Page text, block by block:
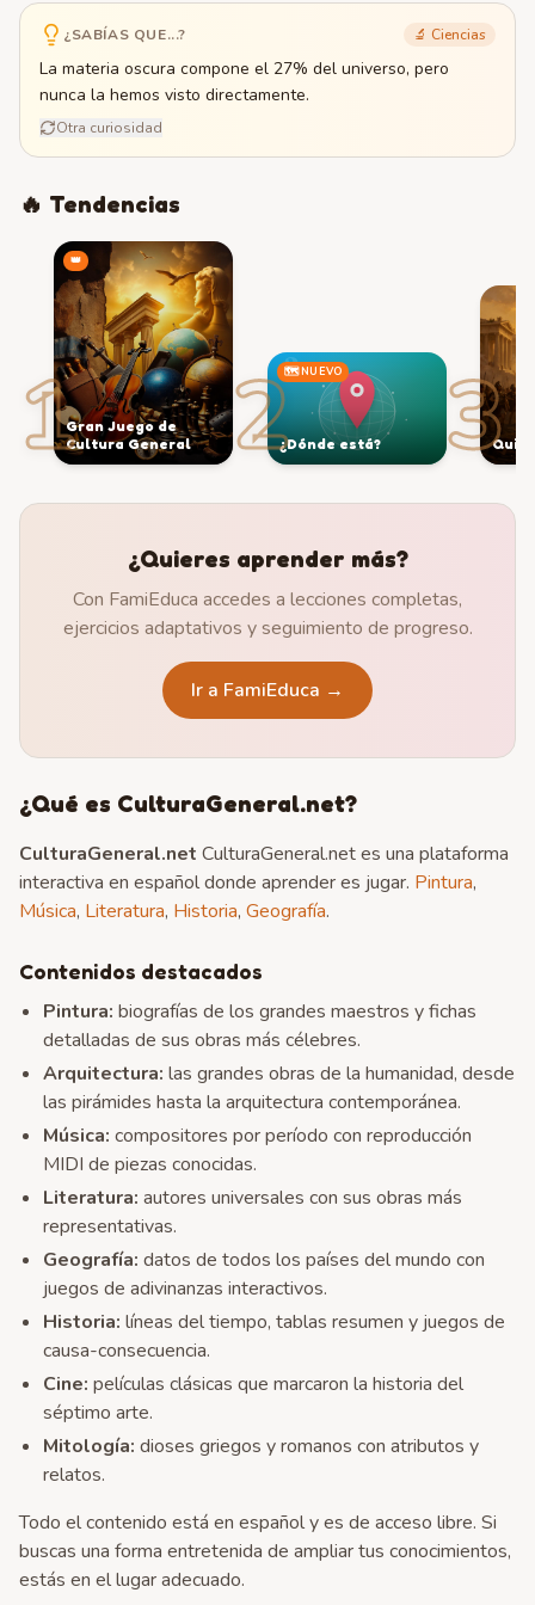
¿SABÍAS QUE...? 🔬 Ciencias
La materia oscura compone el 27% del universo, pero
nunca la hemos visto directamente.
Otra curiosidad
🔥 Tendencias
1
👑
Gran Juego de
Cultura General
2🗺️ NUEVO
¿Dónde está? 3Quiz
¿Quieres aprender más?
Con FamiEduca accedes a lecciones completas,
ejercicios adaptativos y seguimiento de progreso.
Ir a FamiEduca →
¿Qué es CulturaGeneral.net?
CulturaGeneral.net CulturaGeneral.net es una plataforma
interactiva en español donde aprender es jugar. Pintura,
Música, Literatura, Historia, Geografía.
Contenidos destacados
Pintura: biografías de los grandes maestros y fichas
detalladas de sus obras más célebres.
Arquitectura: las grandes obras de la humanidad, desde
las pirámides hasta la arquitectura contemporánea.
Música: compositores por período con reproducción
MIDI de piezas conocidas.
Literatura: autores universales con sus obras más
representativas.
Geografía: datos de todos los países del mundo con
juegos de adivinanzas interactivos.
Historia: líneas del tiempo, tablas resumen y juegos de
causa-consecuencia.
Cine: películas clásicas que marcaron la historia del
séptimo arte.
Mitología: dioses griegos y romanos con atributos y
relatos.
Todo el contenido está en español y es de acceso libre. Si
buscas una forma entretenida de ampliar tus conocimientos,
estás en el lugar adecuado.